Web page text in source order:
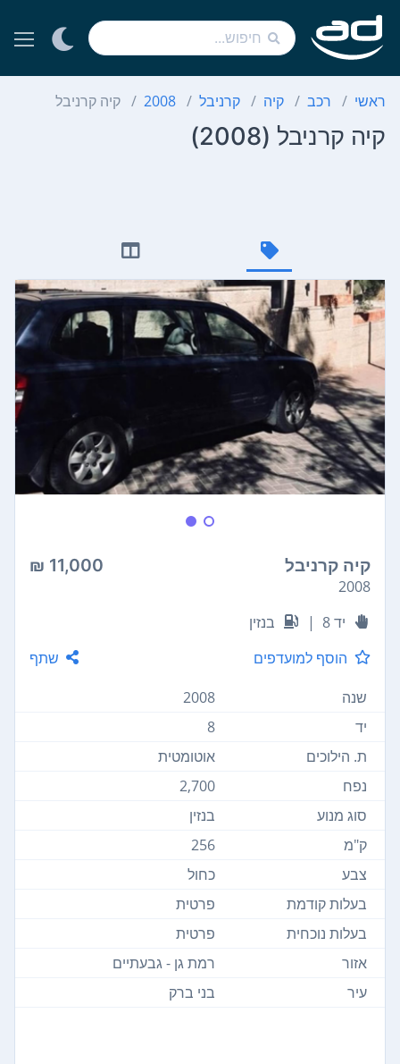
ראשי רכב קיה קרניבל 2008 קיה קרניבל
קיה קרניבל (2008)
קיה קרניבל 11,000 ₪
2008
יד 8
|
בנזין
הוסף למועדפים
שתף
שנה
2008
יד
8
ת. הילוכים
אוטומטית
נפח
2,700
סוג מנוע
בנזין
ק"מ
256
צבע
כחול
בעלות קודמת
פרטית
בעלות נוכחית
פרטית
אזור
רמת גן - גבעתיים
עיר
בני ברק